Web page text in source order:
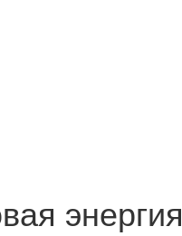
энергия